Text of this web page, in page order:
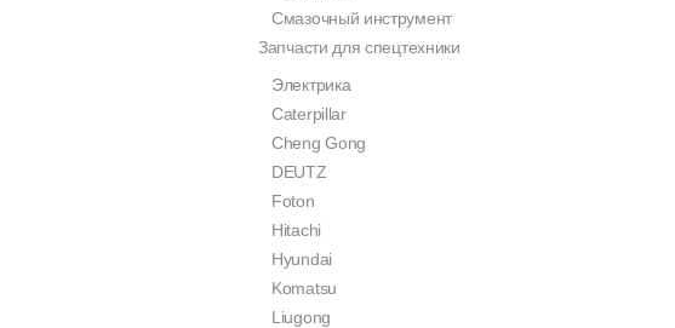
Смазочный инструмент
Запчасти для спецтехники
Электрика
Caterpillar
Cheng Gong
DEUTZ
Foton
Hitachi
Hyundai
Komatsu
Liugong